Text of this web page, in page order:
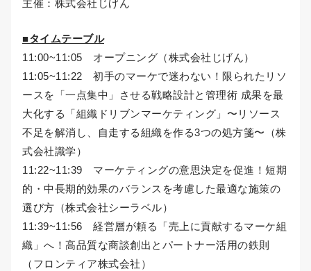
主催：株式会社じげん
■タイムテーブル
11:00~11:05 オープニング（株式会社じげん）
11:05~11:22 初手のマーケで迷わない！限られたリソ
ースを「一点集中」させる戦略設計と管理術 成果を最
大化する「組織ドリブンマーケティング」〜リソース
不足を解消し、自走する組織を作る3つの処方箋〜（株
式会社識学）
11:22~11:39 マーケティングの意思決定を促進！短期
的・中長期的効果のバランスを考慮した最適な施策の
選び方（株式会社シーラベル）
11:39~11:56 経営層が頼る「売上に貢献するマーケ組
織」へ！高品質な商談創出とパートナー活用の鉄則
（フロンティア株式会社）